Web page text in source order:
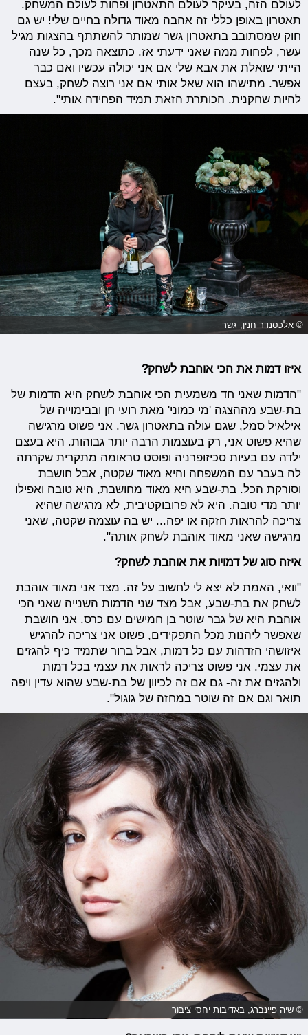
לעולם הזה, בעיקר לעולם התאטרון ופחות לעולם המשחק.
תאטרון באופן כללי זה אהבה מאוד גדולה בחיים שלי! יש גם
חוק שמסתובב בתאטרון גשר שמותר להשתתף בהצגות מגיל
עשר, לפחות ממה שאני ידעתי אז. כתוצאה מכך, כל שנה
הייתי שואלת את אבא שלי אם אני יכולה עכשיו ואם כבר
אפשר. מתישהו הוא שאל אותי אם אני רוצה לשחק, בעצם
להיות שחקנית. הכותרת הזאת תמיד הפחידה אותי".
© אלכסנדר חנין, גשר
איזו דמות את הכי אוהבת לשחק?
"הדמות שאני חד משמעית הכי אוהבת לשחק היא הדמות של
בת-שבע מההצגה 'מי כמוני' מאת רועי חן ובבימוייה של
אילאיל סמל, שגם עולה בתאטרון גשר. אני פשוט מרגישה
שהיא פשוט אני, רק בעוצמות הרבה יותר גבוהות. היא בעצם
ילדה עם בעיות סכיזופרניה ופוסט טראומה מתקרית שקרתה
לה בעבר עם המשפחה והיא מאוד שקטה, אבל חושבת
וסורקת הכל. בת-שבע היא מאוד מחושבת, היא טובה ואפילו
יותר מדי טובה. היא לא פרובוקטיבית, לא מרגישה שהיא
צריכה להראות חזקה או יפה... יש בה עוצמה שקטה, שאני
מרגישה שאני מאוד אוהבת לשחק אותה".
איזה סוג של דמויות את אוהבת לשחק?
"וואי, האמת לא יצא לי לחשוב על זה. מצד אני מאוד אוהבת
לשחק את בת-שבע, אבל מצד שני הדמות השנייה שאני הכי
אוהבת היא של גבר שוטר בן חמישים עם כרס. אני חושבת
שאפשר ליהנות מכל התפקידים, פשוט אני צריכה להרגיש
איזושהי הזדהות עם כל דמות, אבל ברור שתמיד כיף להגזים
את עצמי. אני פשוט צריכה לראות את עצמי בכל דמות
ולהגזים את זה- גם אם זה לכיוון של בת-שבע שהוא עדין ויפה
תואר וגם אם זה שוטר במחזה של גוגול".
© שיה פיינברג, באדיבות יחסי ציבור